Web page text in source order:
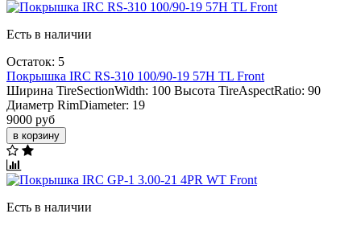
Есть в наличии
Остаток: 5
Покрышка IRC RS-310 100/90-19 57H TL Front
Ширина TireSectionWidth: 100 Высота TireAspectRatio: 90
Диаметр RimDiameter: 19
9000 руб
в корзину
Есть в наличии